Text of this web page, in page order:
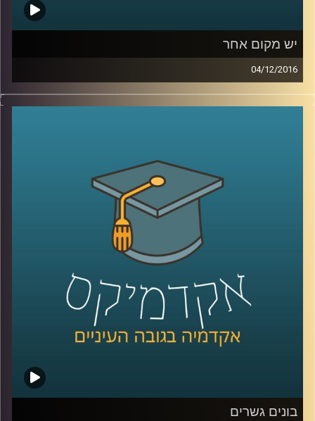
יש מקום אחר
04/12/2016
בעקבות שינויים באופי ההגירה בין המאה ה-20
המדינות ומנהיגיהן להגדיר מה בעצם מאחד את
אזרחי המדינה, ובמילים אחרות: מהי צרפתיות,
מהי גרמניות, מהי בריטיות. דוקטור ליאב אורגד
החל לחקור את נושא ההגירה על מורכבויותיו
עוד כשלא היה פופולרי. היום הידע בתחום
וההבנה העמוקה של ההתנגשות התרבותית
המתרחשת נחוצה מעין כמוה. מדינות אירופה
מקימות חומת הגנה תרבותית, ומתחיל להיטמע
המושג "זכויות הרוב". על דתיות קיצונית מול
ליברליזם קיצוני, שאולי אף אינו ליברלי.
בונים גשרים